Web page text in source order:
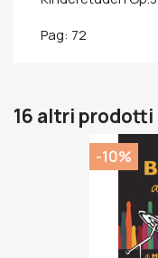
Pag: 72
16 altri
-10%